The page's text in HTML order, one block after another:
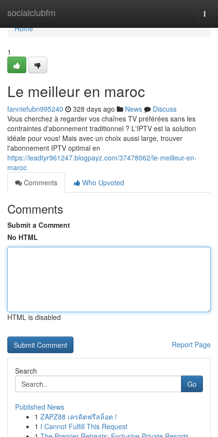
socialclubfm
Home
Home
1
Le meilleur en maroc
fanniefubn995240 328 days ago News
Discuss
Vous cherchez à regarder vos chaînes TV préférées sans les
contraintes d'abonnement traditionnel ? L'IPTV est la solution
idéale pour vous! Mais avec un choix aussi large, trouver
l'abonnement IPTV optimal en
https://leadtyr961247.blogpayz.com/37478062/le-meilleur-en-
maroc
Comments
Who Upvoted
Comments
Submit a Comment
No HTML
HTML is disabled
Report Page
Search
Go
Published News
1 ZAPZ88 เครดิตฟรีสล็อต !
1 I Cannot Fulfill This Request